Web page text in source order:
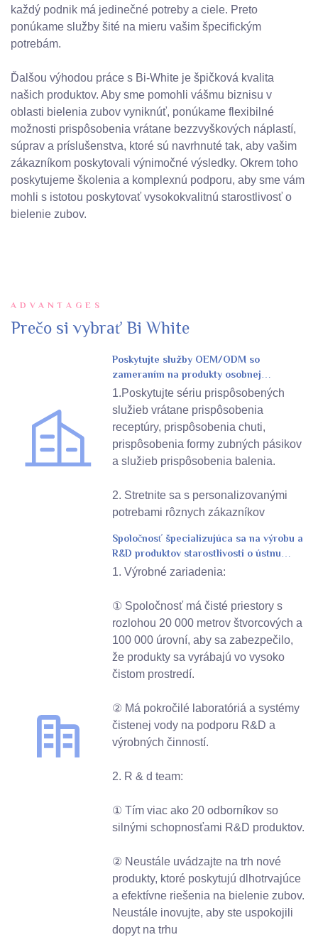
každý podnik má jedinečné potreby a ciele. Preto
ponúkame služby šité na mieru vašim špecifickým
potrebám.
Ďalšou výhodou práce s Bi-White je špičková kvalita
našich produktov. Aby sme pomohli vášmu biznisu v
oblasti bielenia zubov vyniknúť, ponúkame flexibilné
možnosti prispôsobenia vrátane bezzvyškových náplastí,
súprav a príslušenstva, ktoré sú navrhnuté tak, aby vašim
zákazníkom poskytovali výnimočné výsledky. Okrem toho
poskytujeme školenia a komplexnú podporu, aby sme vám
mohli s istotou poskytovať vysokokvalitnú starostlivosť o
bielenie zubov.
ADVANTAGES
Prečo si vybrať Bi White
Poskytujte služby OEM/ODM so
zameraním na produkty osobnej
starostlivosti
1.Poskytujte sériu prispôsobených
služieb vrátane prispôsobenia
receptúry, prispôsobenia chuti,
prispôsobenia formy zubných pásikov
a služieb prispôsobenia balenia.
2. Stretnite sa s personalizovanými
potrebami rôznych zákazníkov
Spoločnosť špecializujúca sa na výrobu a
R&D produktov starostlivosti o ústnu
dutinu
1. Výrobné zariadenia:
① Spoločnosť má čisté priestory s
rozlohou 20 000 metrov štvorcových a
100 000 úrovní, aby sa zabezpečilo,
že produkty sa vyrábajú vo vysoko
čistom prostredí.
② Má pokročilé laboratóriá a systémy
čistenej vody na podporu R&D a
výrobných činností.
2. R & d team:
① Tím viac ako 20 odborníkov so
silnými schopnosťami R&D produktov.
② Neustále uvádzajte na trh nové
produkty, ktoré poskytujú dlhotrvajúce
a efektívne riešenia na bielenie zubov.
Neustále inovujte, aby ste uspokojili
dopyt na trhu